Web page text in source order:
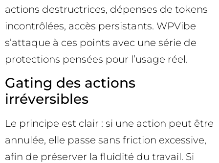
actions destructrices, dépenses de tokens
incontrôlées, accès persistants. WPVibe
s’attaque à ces points avec une série de
protections pensées pour l’usage réel.
Gating des actions
irréversibles
Le principe est clair : si une action peut être
annulée, elle passe sans friction excessive,
afin de préserver la fluidité du travail. Si